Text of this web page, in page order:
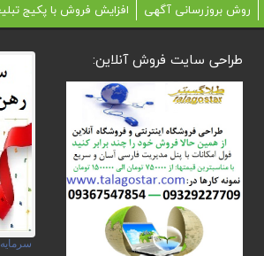
روش بروزرسانی آگهی افزایش فروش با پکیج تبلیغاتی
طراحی سایت فروش آنلاین: